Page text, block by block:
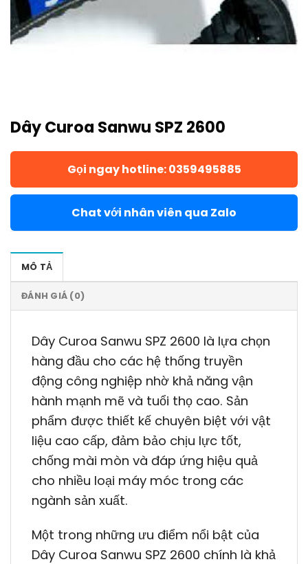
Dây Curoa Sanwu SPZ 2600
Gọi ngay hotline: 0359495885
Chat với nhân viên qua Zalo
MÔ TẢ
ĐÁNH GIÁ (0)
Dây Curoa Sanwu SPZ 2600 là lựa chọn
hàng đầu cho các hệ thống truyền
động công nghiệp nhờ khả năng vận
hành mạnh mẽ và tuổi thọ cao. Sản
phẩm được thiết kế chuyên biệt với vật
liệu cao cấp, đảm bảo chịu lực tốt,
chống mài mòn và đáp ứng hiệu quả
cho nhiều loại máy móc trong các
ngành sản xuất.
Một trong những ưu điểm nổi bật của
Dây Curoa Sanwu SPZ 2600 chính là khả